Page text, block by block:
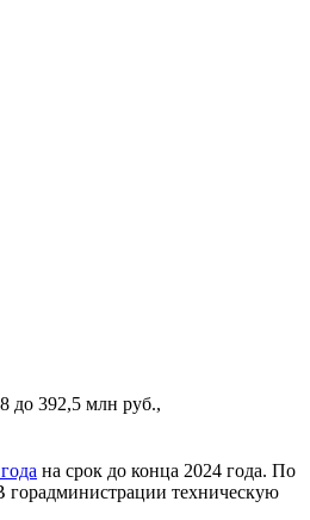
до 392,5 млн руб.,
на срок до конца 2024 года. По
горадминистрации техническую